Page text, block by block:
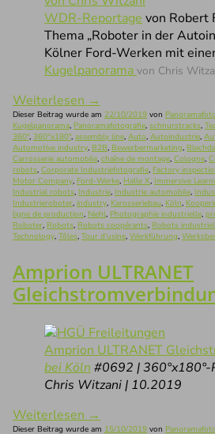
WDR-Reportage von Robert
Thema „Roboter in der
Kölner Ford-Werken mit
Kugelpanorama von Chris
Weiterlesen →
Dieser Beitrag wurde am 22/10/2019 von
Kugelpanorama, Panoramafotografie, schnurstracks,
360°, 360°x180°, assembly line, Auto, Autoindustrie,
Automotive industry, B2B, Bewerbermarketing,
Carrosserie automobile, chaîne de montage, Cologne,
robots, Corporate Industriefotografie, Factory
Motor Company, Ford-Werke, Halle X, Immersive
Industrial robots, Industrie, Industrie automobile,
Industrieroboter, industry, Karosseriebau, Köln,
ligne de production, Niehl, Photographie industrielle,
Roboter, Robots, Robots coopérants, Robots
Technology, Tôles, Tour d'usine, Werkführung,
Amprion ULTRANET
Amprion ULTRANET
bei Köln #0692 | 360°x180°-
Chris Witzani | 10.2019
Weiterlesen →
Dieser Beitrag wurde am 15/10/2019 von